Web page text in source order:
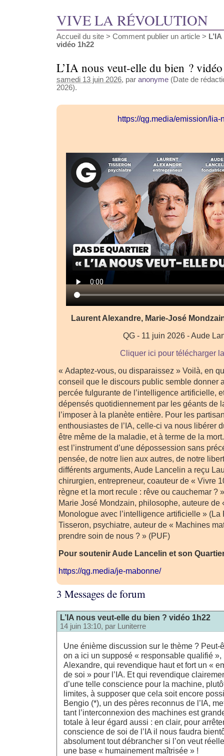
VIVE LA RÉVOLUTION
Accueil du site > Comment publier un article >
vidéo 1h22
L’IA nous veut-elle du bien ?
samedi 13 juin 2026, par anonyme (Date de
2026).
https://qg.media/emission/
Laurent Alexandre, Marie-José
QG - 11 juin 2026 - Aude
Cliquer ici pour télécharger
« Adaptez-vous, ou disparaissez » Voilà, en
conseil que le discours public semble donner
percée fulgurante de l’intelligence artificielle,
dépensés quotidiennement par les géants de
l’imposer à la planète entière. Pour les
enthousiastes de l’IA, celle-ci va nous libérer
être même de la maladie, et à terme de la
est l’instrument d’une dépossession sans
pensée, de notre lien aux autres, de notre
différents arguments, Aude Lancelin a reçu
chirurgien, entrepreneur, coauteur de « Vivre
règne et la mort recule : rêve ou cauchemar ?
Marie José Mondzain, philosophe, auteure de
Monologue avec l’intelligence artificielle » (La
Tisseron, psychiatre, auteur de « Machines
prendre soin de nous ? » (PUF)
Pour soutenir Aude Lancelin et son
https://qg.media/je-mabonne/
3 Messages de forum
L’IA nous veut-elle du bien ? vidéo 1h22
14 juin 13:10, par Luniterre
Une énième discussion sur le thème ? Peut-
on a ici un supposé « responsable qualifié
Alexandre, qui revendique haut et fort un «
de soi » pour l’IA. Et qui revendique
d’une telle conscience pour la machine,
limites, à supposer que cela soit encore
Bengio (*), un des pères reconnus de l’IA,
tant l’interconnexion des machines est
totale à leur égard aussi : en clair, pour
conscience de soi de l’IA il nous faudra
absolument tout débrancher si l’on veut
une base « humainement maîtrisée » !